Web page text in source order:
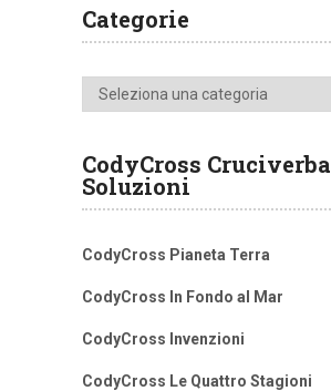
Categorie
Categorie
CodyCross Cruciverba
Soluzioni
CodyCross Pianeta Terra
CodyCross In Fondo al Mar
CodyCross Invenzioni
CodyCross Le Quattro Stagioni